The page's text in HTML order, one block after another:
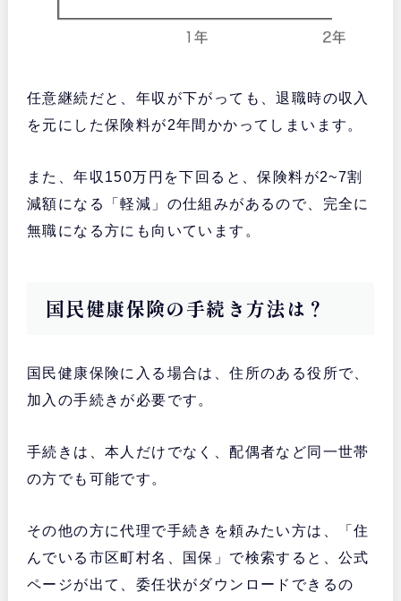
任意継続だと、年収が下がっても、退職時の収入
を元にした保険料が2年間かかってしまいます。
また、年収150万円を下回ると、保険料が2~7割
減額になる「軽減」の仕組みがあるので、完全に
無職になる方にも向いています。
国民健康保険の手続き方法は？
国民健康保険に入る場合は、住所のある役所で、
加入の手続きが必要です。
手続きは、本人だけでなく、配偶者など同一世帯
の方でも可能です。
その他の方に代理で手続きを頼みたい方は、
「住
んでいる市区町村名、国保」で検索すると、公式
ページが出て、委任状がダウンロードできるの